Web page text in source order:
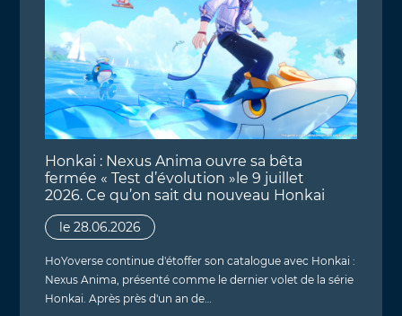
Honkai : Nexus Anima ouvre sa bêta
fermée « Test d’évolution »le 9 juillet
2026. Ce qu’on sait du nouveau Honkai
le 28.06.2026
HoYoverse continue d'étoffer son catalogue avec Honkai :
Nexus Anima, présenté comme le dernier volet de la série
Honkai. Après près d'un an de…